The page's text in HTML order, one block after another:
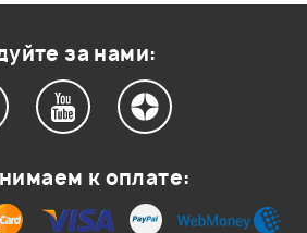
за нами:
к оплате: